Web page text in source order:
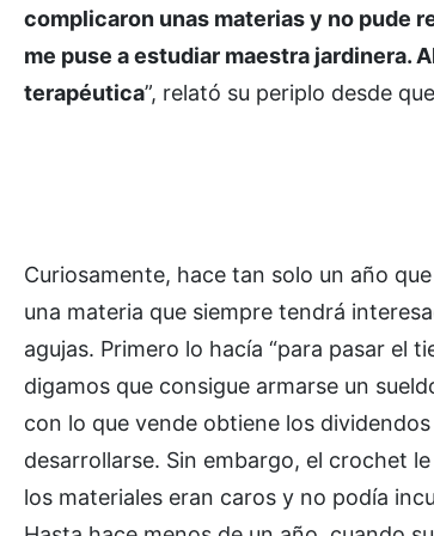
complicaron unas materias y no pude
me puse a estudiar maestra jardinera.
terapéutica”, relató su periplo desde
Curiosamente, hace tan solo un año
una materia que siempre tendrá
agujas. Primero lo hacía “para pasar el
digamos que consigue armarse un
con lo que vende obtiene los
desarrollarse. Sin embargo, el crochet
los materiales eran caros y no podía